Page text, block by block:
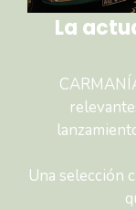
La
Una selección